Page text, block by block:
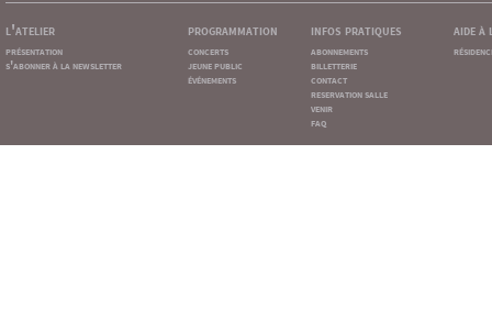
l'atelier
présentation
s'abonner à la newsletter
programmation
concerts
jeune public
événements
infos pratiques
abonnements
billetterie
contact
reservation salle
venir
faq
aide